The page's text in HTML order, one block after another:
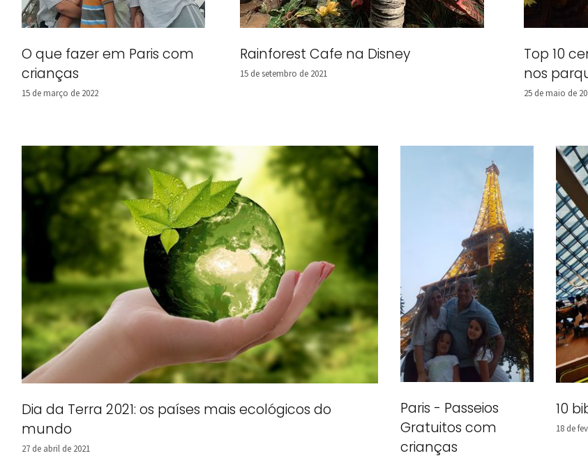
O que fazer em Paris com
crianças
15 de março de 2022
Rainforest Cafe na Disney
15 de setembro de 2021
Top 10
nos
25 de maio de
Dia da Terra 2021: os países mais ecológicos do
mundo
27 de abril de 2021
Paris - Passeios
Gratuitos com
crianças
10
18 de